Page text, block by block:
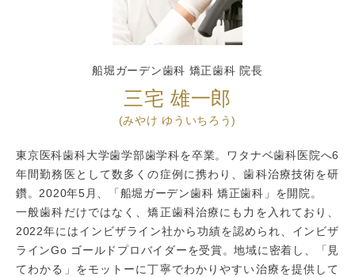
船堀ガーデン歯科 矯正歯科 院長
三宅 雄一郎
(みやけ ゆういちろう)
東京医科歯科大学歯学部歯学科を卒業。ワタナベ歯科医院へ6
年間勤務医として数多くの症例に携わり、歯科治療技術を研
鑽。2020年5月、「船堀ガーデン歯科 矯正歯科」を開院。
一般歯科だけではなく、矯正歯科治療にも力を入れており、
2022年にはインビザライン社から功績を認められ、インビザ
ラインGo ゴールドプロバイダーを受賞。地域に密着し、「見
てわかる」をモットーに丁寧でわかりやすい治療を提供して